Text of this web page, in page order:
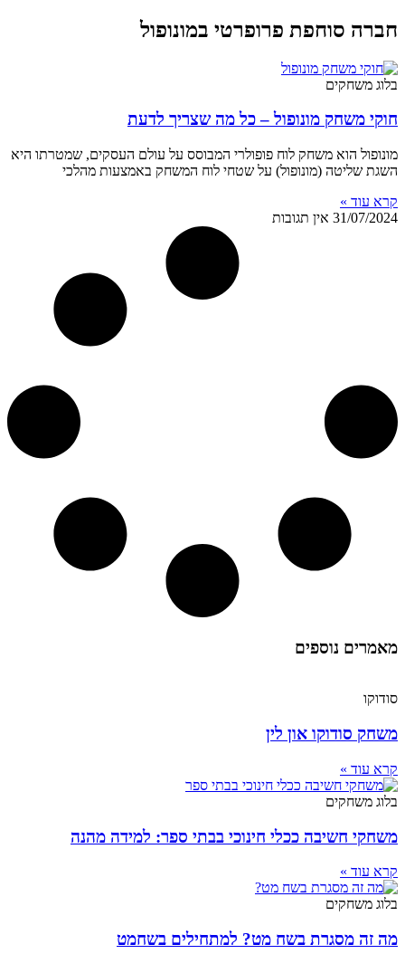
חברה סוחפת פרופרטי במונופול
בלוג משחקים
חוקי משחק מונופול – כל מה שצריך לדעת
מונופול הוא משחק לוח פופולרי המבוסס על עולם העסקים, שמטרתו היא
השגת שליטה (מונופול) על שטחי לוח המשחק באמצעות מהלכי
קרא עוד »
31/07/2024 אין תגובות
מאמרים נוספים
סודוקו
משחק סודוקו און לין
קרא עוד »
בלוג משחקים
משחקי חשיבה ככלי חינוכי בבתי ספר: למידה מהנה
קרא עוד »
בלוג משחקים
מה זה מסגרת בשח מט? למתחילים בשחמט